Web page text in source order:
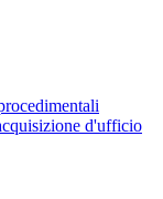
d'ufficio